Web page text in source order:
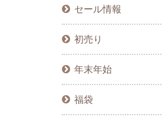
セール情報
初売り
年末年始
福袋